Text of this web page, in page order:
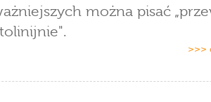
można pisać
>>>